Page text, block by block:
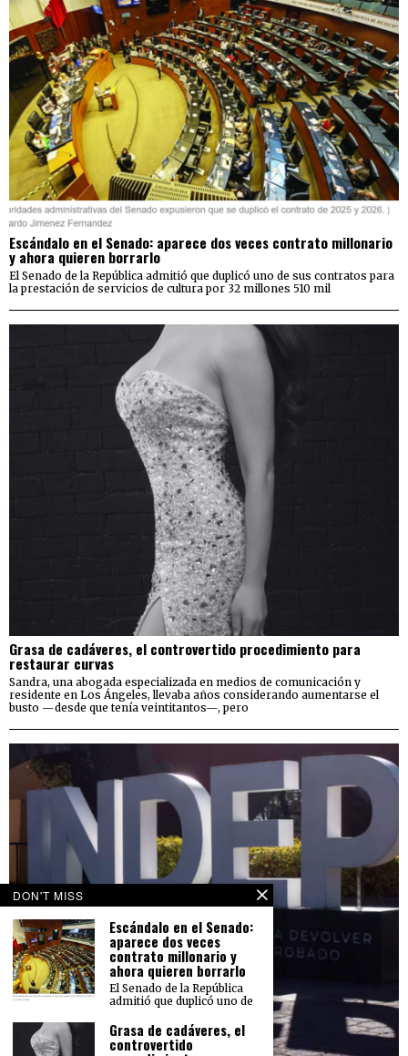
Escándalo en el Senado: aparece dos veces contrato millonario
y ahora quieren borrarlo
El Senado de la República admitió que duplicó uno de sus contratos para
la prestación de servicios de cultura por 32 millones 510 mil
Grasa de cadáveres, el controvertido procedimiento para
restaurar curvas
Sandra, una abogada especializada en medios de comunicación y
residente en Los Ángeles, llevaba años considerando aumentarse el
busto —desde que tenía veintitantos—, pero
DON'T MISS
Escándalo en el Senado:
aparece dos veces
contrato millonario y
ahora quieren borrarlo
El Senado de la República
admitió que duplicó uno de
Grasa de cadáveres, el
controvertido